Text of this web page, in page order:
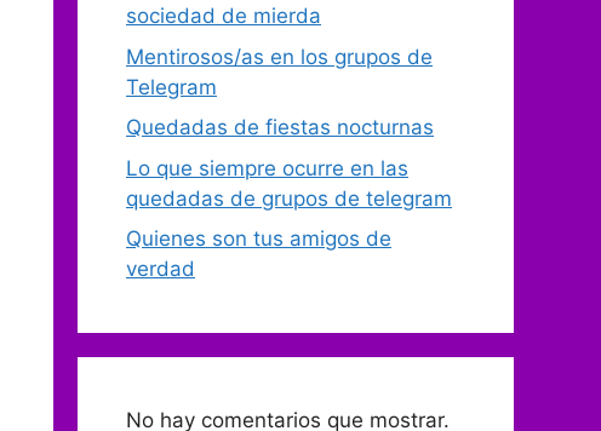
sociedad de mierda
Mentirosos/as en los grupos de
Telegram
Quedadas de fiestas nocturnas
Lo que siempre ocurre en las
quedadas de grupos de telegram
Quienes son tus amigos de
verdad
No hay comentarios que mostrar.